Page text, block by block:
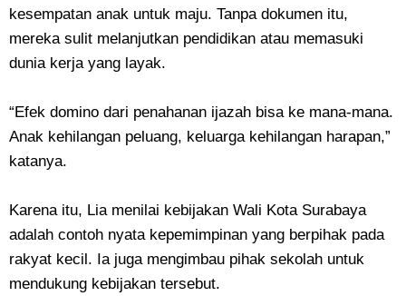
kesempatan anak untuk maju. Tanpa dokumen itu,
mereka sulit melanjutkan pendidikan atau memasuki
dunia kerja yang layak.
“Efek domino dari penahanan ijazah bisa ke mana-mana.
Anak kehilangan peluang, keluarga kehilangan harapan,”
katanya.
Karena itu, Lia menilai kebijakan Wali Kota Surabaya
adalah contoh nyata kepemimpinan yang berpihak pada
rakyat kecil. Ia juga mengimbau pihak sekolah untuk
mendukung kebijakan tersebut.